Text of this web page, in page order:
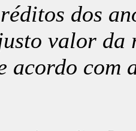
dos
valor
acordo com